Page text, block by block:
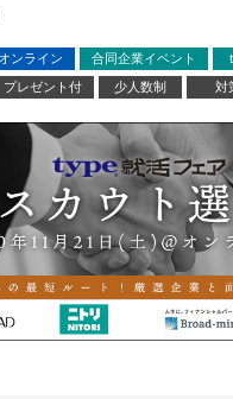
オンライン 合同企業イベント
プレゼント付 少人数制 対